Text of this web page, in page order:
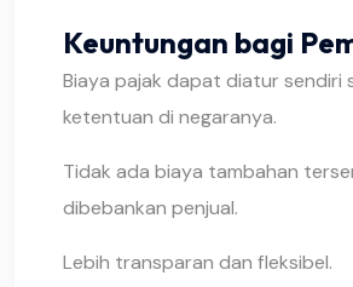
Keuntungan bagi
Biaya pajak dapat diatur sendiri
ketentuan di negaranya.
Tidak ada biaya tambahan
dibebankan penjual.
Lebih transparan dan fleksibel.